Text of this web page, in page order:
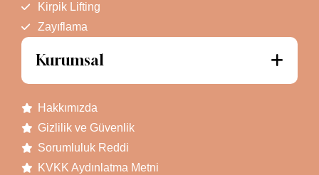
Kirpik Lifting
Zayıflama
Kurumsal
Hakkımızda
Gizlilik ve Güvenlik
Sorumluluk Reddi
KVKK Aydınlatma Metni